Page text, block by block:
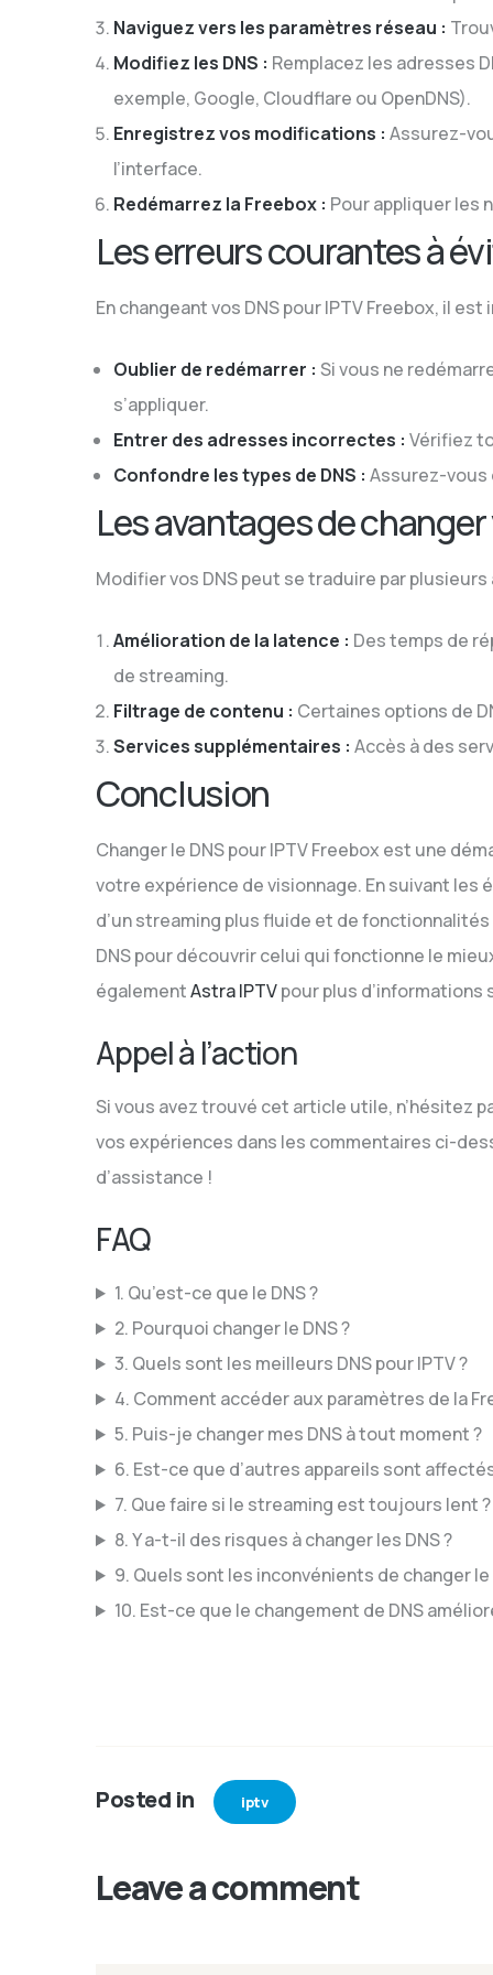
Naviguez vers les paramètres réseau :
Modifiez les DNS : Remplacez les adresses
exemple, Google, Cloudflare ou OpenDNS).
Enregistrez vos modifications : Assurez-
l’interface.
Redémarrez la Freebox : Pour appliquer les
Les erreurs courantes à
En changeant vos DNS pour IPTV Freebox, il
Oublier de redémarrer : Si vous ne
s’appliquer.
Entrer des adresses incorrectes : Vérifiez
Confondre les types de DNS : Assurez-vous
Les avantages de changer
Modifier vos DNS peut se traduire par plusieurs
Amélioration de la latence : Des temps de
de streaming.
Filtrage de contenu : Certaines options de
Services supplémentaires : Accès à des
Conclusion
Changer le DNS pour IPTV Freebox est une
votre expérience de visionnage. En suivant
d’un streaming plus fluide et de
DNS pour découvrir celui qui fonctionne le
égalementAstra IPTVpour plus
Appel à l’action
Si vous avez trouvé cet article utile, n’hésitez
vos expériences dans les commentaires ci-
d’assistance !
FAQ
1. Qu’est-ce que le DNS ?
2. Pourquoi changer le DNS ?
3. Quels sont les meilleurs DNS pour IPTV ?
4. Comment accéder aux paramètres de la
5. Puis-je changer mes DNS à tout moment ?
6. Est-ce que d’autres appareils sont
7. Que faire si le streaming est toujours lent ?
8. Y a-t-il des risques à changer les DNS ?
9. Quels sont les inconvénients de changer le
10. Est-ce que le changement de DNS
Posted in iptv
Leave a comment